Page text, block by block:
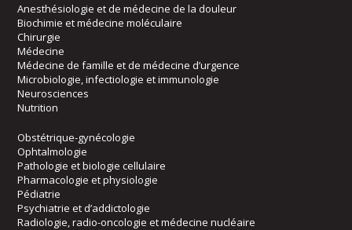
Anesthésiologie et de médecine de la douleur
Biochimie et médecine moléculaire
Chirurgie
Médecine
Médecine de famille et de médecine d’urgence
Microbiologie, infectiologie et immunologie
Neurosciences
Nutrition
Obstétrique-gynécologie
Ophtalmologie
Pathologie et biologie cellulaire
Pharmacologie et physiologie
Pédiatrie
Psychiatrie et d’addictologie
Radiologie, radio-oncologie et médecine nucléaire